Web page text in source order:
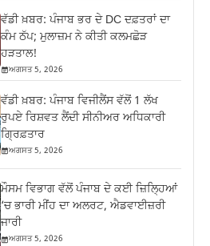
ਵੱਡੀ ਖ਼ਬਰ: ਪੰਜਾਬ ਭਰ ਦੇ DC ਦਫ਼ਤਰਾਂ ਦਾ
ਕੰਮ ਠੱਪ; ਮੁਲਾਜ਼ਮ ਨੇ ਕੀਤੀ ਕਲਮਛੋੜ
ਹੜਤਾਲ!
ਅਗਸਤ 5, 2026
ਵੱਡੀ ਖ਼ਬਰ: ਪੰਜਾਬ ਵਿਜੀਲੈਂਸ ਵੱਲੋਂ 1 ਲੱਖ
ਰੁਪਏ ਰਿਸ਼ਵਤ ਲੈਂਦੀ ਸੀਨੀਅਰ ਅਧਿਕਾਰੀ
ਗ੍ਰਿਫ਼ਤਾਰ
ਅਗਸਤ 5, 2026
ਮੌਸਮ ਵਿਭਾਗ ਵੱਲੋਂ ਪੰਜਾਬ ਦੇ ਕਈ ਜ਼‍ਿਲ੍ਹਿਆਂ
‘ਚ ਭਾਰੀ ਮੀਂਹ ਦਾ ਅਲਰਟ, ਐਡਵਾਈਜ਼ਰੀ
ਜਾਰੀ
ਅਗਸਤ 5, 2026